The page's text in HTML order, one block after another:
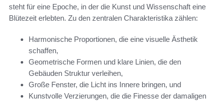
steht für eine Epoche, in der die Kunst und Wissenschaft eine
Blütezeit erlebten. Zu den zentralen Charakteristika zählen:
Harmonische Proportionen, die eine visuelle Ästhetik
schaffen,
Geometrische Formen und klare Linien, die den
Gebäuden Struktur verleihen,
Große Fenster, die Licht ins Innere bringen, und
Kunstvolle Verzierungen, die die Finesse der damaligen